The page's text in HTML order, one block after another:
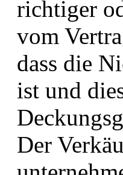
richtiger
vom
dass die
ist und
Der